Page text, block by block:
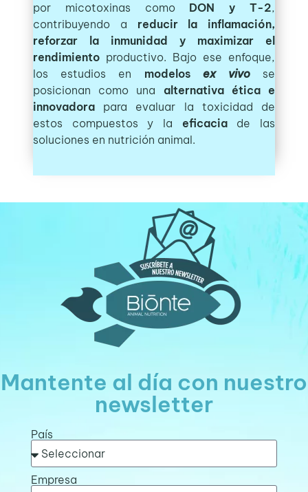
por micotoxinas como DON y T-2,
contribuyendo a reducir la inflamación,
reforzar la inmunidad y maximizar el
rendimientoproductivo. Bajo ese enfoque,
los estudios en modelos ex vivose
posicionan como una alternativa ética e
innovadorapara evaluar la toxicidad de
estos compuestos y la eficaciade las
soluciones en nutrición animal.
Mantente al día con nuestro
newsletter
País
Empresa